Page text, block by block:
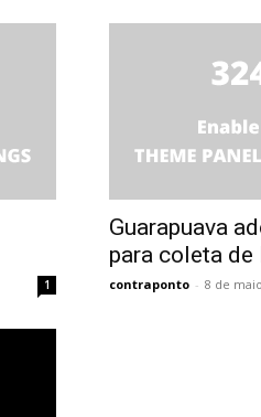
1
Guarapuava
para coleta de
contraponto - 8 de